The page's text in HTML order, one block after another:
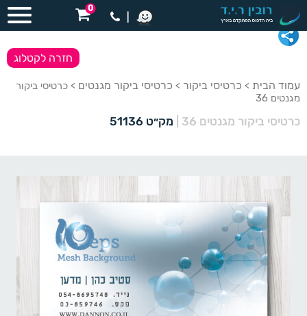
0
עמוד הבית > כרטיסי ביקור > כרטיסי ביקור מגנטים > כרטיסי ביקור
מגנטים 36
כרטיסי ביקור מגנטים 36 מק״ט 51136
חזרה לקטלוג